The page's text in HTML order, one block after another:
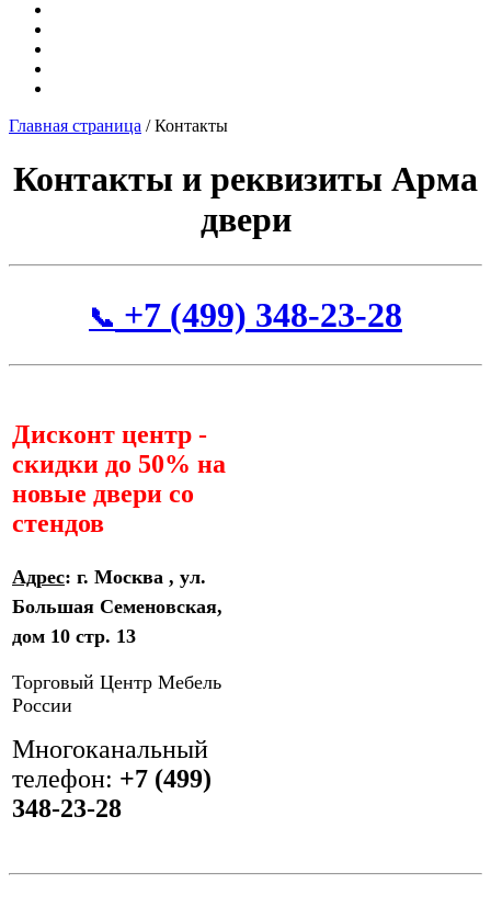
Главная страница /Контакты
Контакты и реквизиты Арма
двери
📞 +7 (499) 348-23-28
Дисконт центр -
скидки до 50% на
новые двери со
стендов
Адрес: г. Москва , ул.
Большая Семеновская,
дом 10 стр. 13
Торговый Центр Мебель
России
Многоканальный
телефон: ‎ +7 (499)
348-23-28